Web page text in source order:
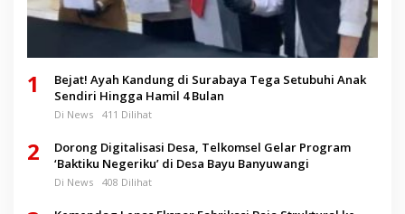
1
Bejat! Ayah Kandung di Surabaya Tega Setubuhi Anak
Sendiri Hingga Hamil 4 Bulan
Di News 411 Dilihat
2
Dorong Digitalisasi Desa, Telkomsel Gelar Program
‘Baktiku Negeriku’ di Desa Bayu Banyuwangi
Di News 408 Dilihat